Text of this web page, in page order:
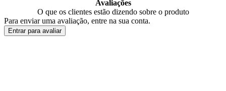
Avaliações
O que os clientes estão dizendo sobre o produto
Para enviar uma avaliação, entre na sua conta.
Entrar para avaliar